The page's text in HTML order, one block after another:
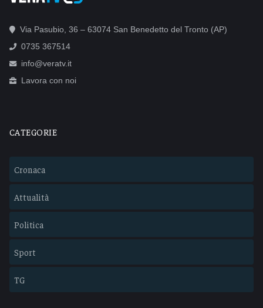
Via Pasubio, 36 – 63074 San Benedetto del Tronto (AP)
0735 367514
info@veratv.it
Lavora con noi
CATEGORIE
Cronaca
Attualità
Politica
Sport
TG